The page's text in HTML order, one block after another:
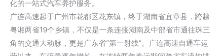
化的一站式汽车养护服务。
广连高速起于广州市花都区花东镇，终于湖南省宜章县，跨越
粤湘两省19个乡镇，不仅是一条连接湖南及中部省市通往珠三
角的交通大动脉，更是广东省“第一射线”。广连高速自通车运